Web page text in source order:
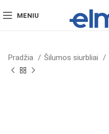
MENIU
Pradžia Šilumos siurbliai